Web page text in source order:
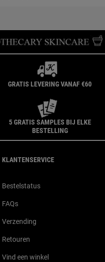
GRATIS LEVERING VANAF €60
5 GRATIS SAMPLES BIJ ELKE
BESTELLING
KLANTENSERVICE
Bestelstatus
FAQs
Verzending
Retouren
Vind een winkel